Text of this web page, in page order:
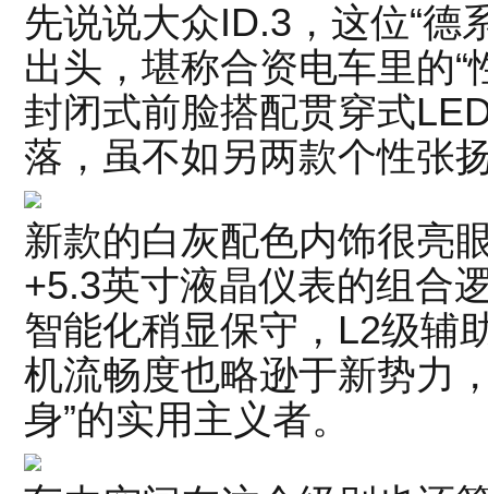
先说说大众ID.3，这位“德
出头，堪称合资电车里的
封闭式前脸搭配贯穿式
落，虽不如另两款个性张
新款的白灰配色内饰很亮
+5.3英寸液晶仪表的组合
智能化稍显保守，L2级辅
机流畅度也略逊于新势力
身”的实用主义者。